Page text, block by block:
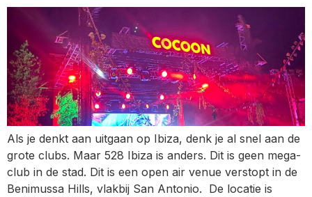
Als je denkt aan uitgaan op Ibiza, denk je al snel aan de
grote clubs. Maar 528 Ibiza is anders. Dit is geen mega-
club in de stad. Dit is een open air venue verstopt in de
Benimussa Hills, vlakbij San Antonio. De locatie is